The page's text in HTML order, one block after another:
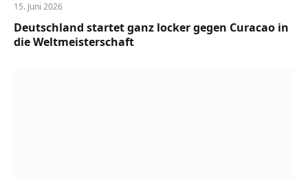
15. Juni 2026
Deutschland startet ganz locker gegen Curacao in
die Weltmeisterschaft